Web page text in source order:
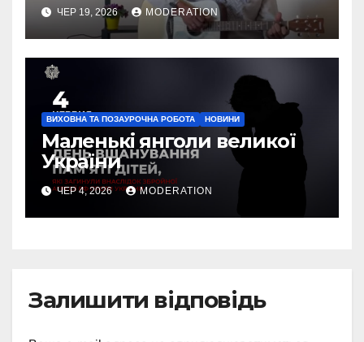
ЧЕР 19, 2026 MODERATION
ВИХОВНА ТА ПОЗАУРОЧНА РОБОТА НОВИНИ
Маленькі янголи великої
України
ЧЕР 4, 2026 MODERATION
Залишити відповідь